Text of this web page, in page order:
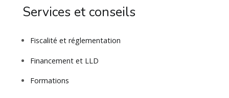
Services et conseils
Fiscalité et réglementation
Financement et LLD
Formations